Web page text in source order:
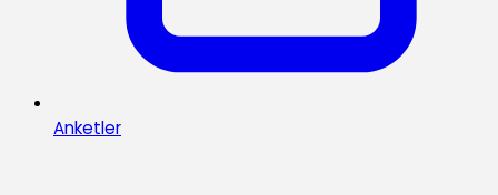
Anketler